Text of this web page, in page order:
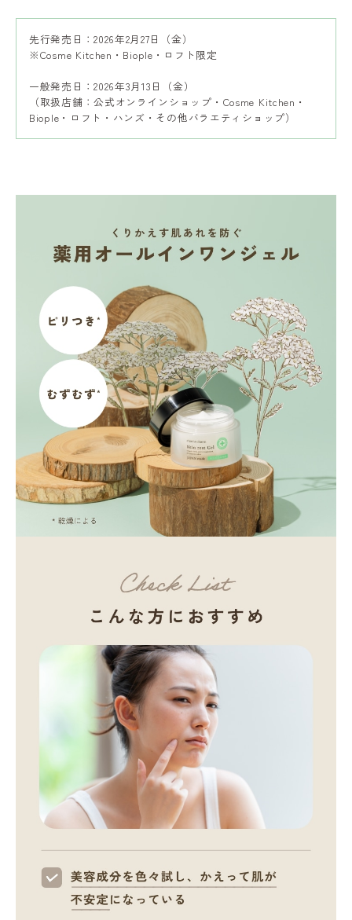
先行発売日：2026年2月27日（金）
※Cosme Kitchen・Biople・ロフト限定
一般発売日：2026年3月13日（金）
（取扱店舗：公式オンラインショップ・Cosme Kitchen・
Biople・ロフト・ハンズ・その他バラエティショップ）